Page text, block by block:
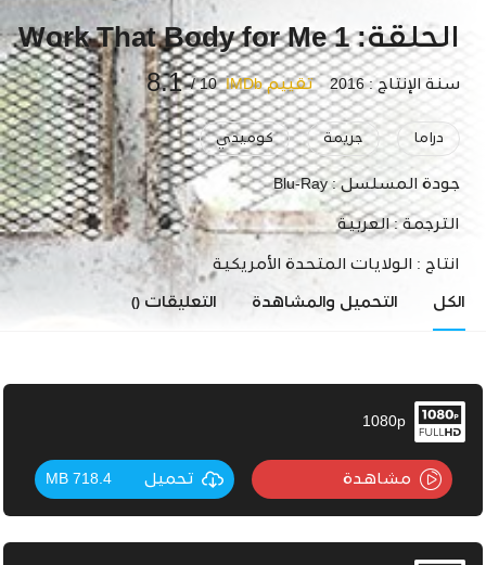
الحلقة: 1 Work That Body for Me
سنة الإنتاج : 2016 تقييم IMDb 10 /
8.1
دراما جريمة كوميدي
جودة المسلسل :Blu-Ray
الترجمة :العربية
انتاج : الولايات المتحدة الأمريكية
الكل التحميل والمشاهدة التعليقات ()
1080p
مشاهدة تحميل 718.4 MB